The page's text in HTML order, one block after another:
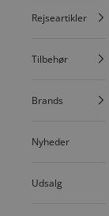
Rejseartikler
Tilbehør
Brands
Nyheder
Udsalg